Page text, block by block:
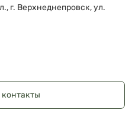
г. Верхнеднепровск, ул.